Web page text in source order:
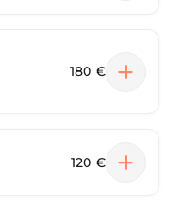
180 €
120 €